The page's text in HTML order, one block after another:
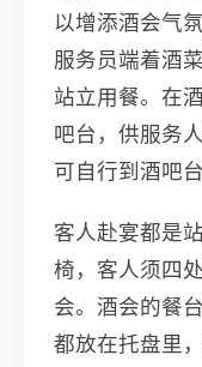
以增添酒会气
服务员端着酒
站立用餐。在
吧台，供服务
可自行到酒吧台
客人赴宴都是
椅，客人须四
会。酒会的餐
都放在托盘里